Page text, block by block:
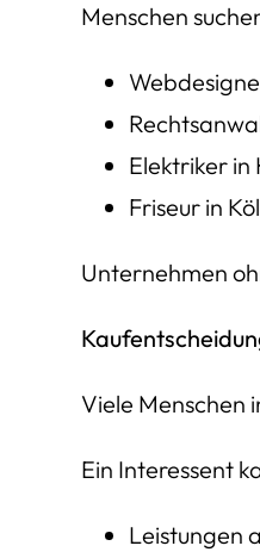
Menschen
Elektriker in
Friseur in
Unternehmen
Viele Menschen
Ein Interessent
Leistungen